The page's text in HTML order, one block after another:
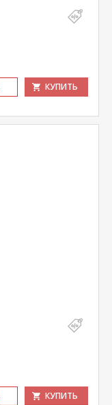
КУПИТЬ
КУПИТЬ